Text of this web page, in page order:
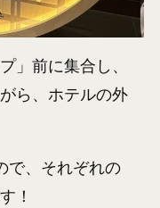
」前に集合し、
ら、ホテルの外
で、それぞれの
！